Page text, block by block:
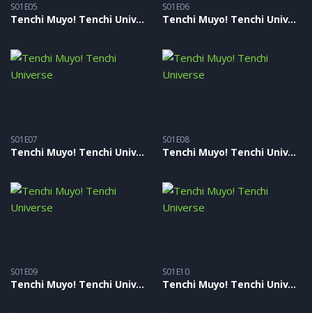
S01E05
Tenchi Muyo! Tenchi Universe – S01E05
S01E06
Tenchi Muyo! Tenchi Universe – S01E06
S01E07
Tenchi Muyo! Tenchi Universe – S01E07
S01E08
Tenchi Muyo! Tenchi Universe – S01E08
S01E09
Tenchi Muyo! Tenchi Universe – S01E09
S01E10
Tenchi Muyo! Tenchi Universe – S01E10